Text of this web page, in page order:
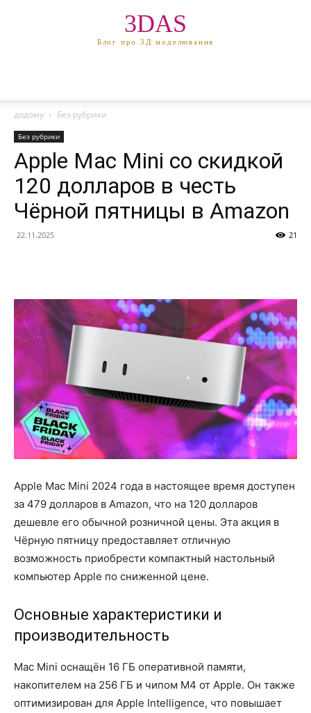
3DAS
Блог про 3Д моделювання
додому Без рубрики
Без рубрики
Apple Mac Mini со скидкой
120 долларов в честь
Чёрной пятницы в Amazon
22.11.2025 21
Apple Mac Mini 2024 года в настоящее время доступен
за 479 долларов в Amazon, что на 120 долларов
дешевле его обычной розничной цены. Эта акция в
Чёрную пятницу предоставляет отличную
возможность приобрести компактный настольный
компьютер Apple по сниженной цене.
Основные характеристики и
производительность
Mac Mini оснащён 16 ГБ оперативной памяти,
накопителем на 256 ГБ и чипом M4 от Apple. Он также
оптимизирован для Apple Intelligence, что повышает